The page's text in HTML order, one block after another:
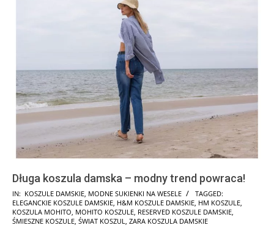
Długa koszula damska – modny trend powraca!
2024-
07-
26
IN: KOSZULE DAMSKIE MODNE SUKIENKI NA WESELE
TAGGED:
ELEGANCKIE KOSZULE DAMSKIE H&M KOSZULE DAMSKIE HM KOSZULE
KOSZULA MOHITO MOHITO KOSZULE RESERVED KOSZULE DAMSKIE
ŚMIESZNE KOSZULE ŚWIAT KOSZUL ZARA KOSZULA DAMSKIE